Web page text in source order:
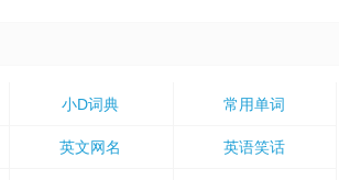
小D词典 常用单词
英文网名 英语笑话